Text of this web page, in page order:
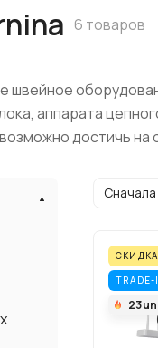
6 товаров
швейное
аппарата
достичь
СКИДКА
TRADE-
23